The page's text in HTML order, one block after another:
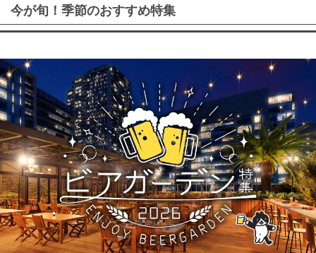
今が旬！季節のおすすめ特集